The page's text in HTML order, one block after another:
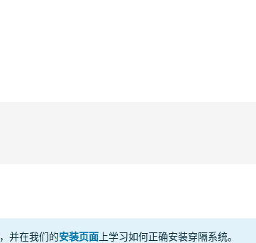
DIMENSION
并在我们的安装页面 上学习如何正确安装穿隔系统。